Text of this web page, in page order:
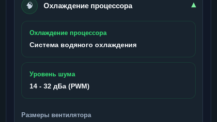
🧠 Охлаждение процессора ▾
Охлаждение процессора
Система водяного охлаждения
Уровень шума
14 - 32 дБа (PWM)
Размеры вентилятора